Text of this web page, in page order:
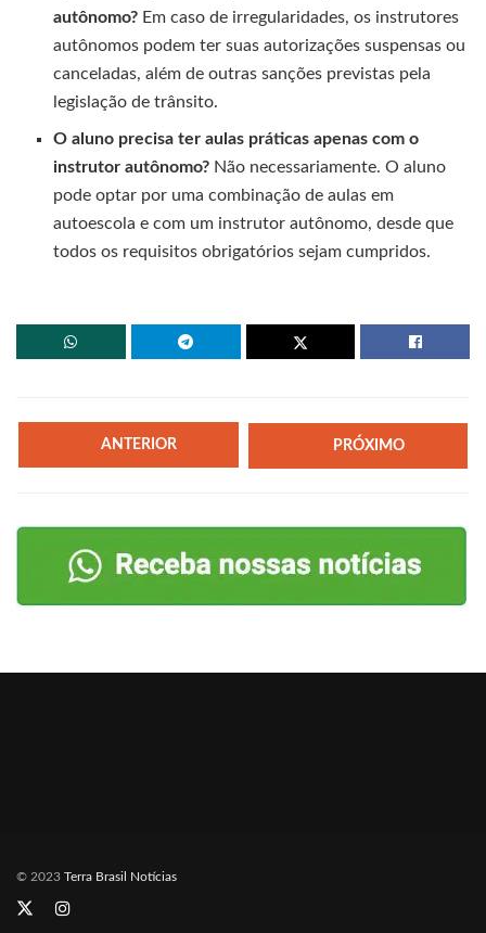
autônomo? Em caso de irregularidades, os instrutores
autônomos podem ter suas autorizações suspensas ou
canceladas, além de outras sanções previstas pela
legislação de trânsito.
O aluno precisa ter aulas práticas apenas com o
instrutor autônomo? Não necessariamente. O aluno
pode optar por uma combinação de aulas em
autoescola e com um instrutor autônomo, desde que
todos os requisitos obrigatórios sejam cumpridos.
ANTERIOR PRÓXIMO
© 2023 Terra Brasil Notícias